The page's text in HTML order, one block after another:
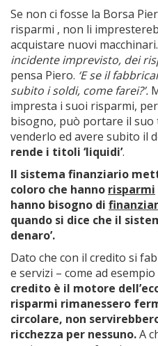
Se non ci fosse la Borsa
risparmi , non li
acquistare nuovi macchinari.
incidente imprevisto, dei
pensa Piero. ‘E se il
subito i soldi, come farei?’.
impresta i suoi risparmi,
bisogno, può portare il
venderlo ed avere subito il
rende i titoli ‘liquidi’.
Il sistema finanziario
coloro che hanno risparmi
hanno bisogno di
quando si dice che il
denaro’.
Dato che con il credito si
e servizi – come ad
credito è il motore
risparmi rimanessero
circolare, non
ricchezza per nessuno.A